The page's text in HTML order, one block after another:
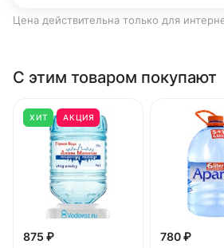
Цена действительна только для
С этим товаром покупают
ХИТ АКЦИЯ
875 ₽
780 ₽